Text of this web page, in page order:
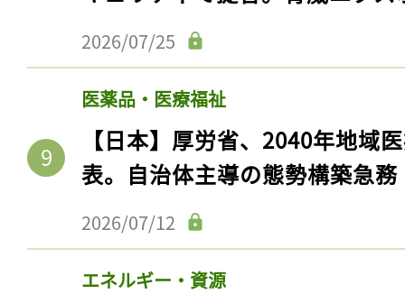
2026/07/25
医薬品・医療福祉
【日本】厚労省、2040年地域
表。自治体主導の態勢構築急務
2026/07/12
エネルギー・資源